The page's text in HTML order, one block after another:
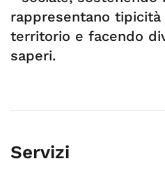
rappresentano
territorio e facendo
saperi.
Servizi